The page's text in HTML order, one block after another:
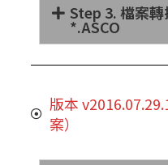
Step 3. 檔案
*.ASCO
版本
案）